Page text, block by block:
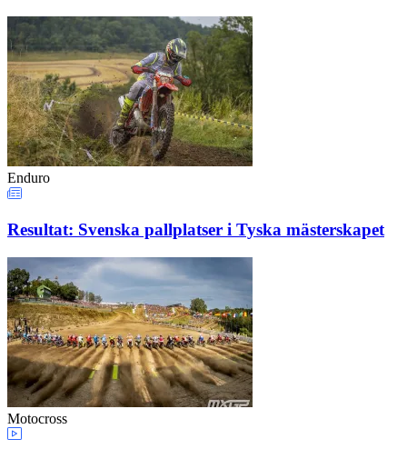
Enduro
Resultat: Svenska pallplatser i Tyska mästerskapet
Motocross